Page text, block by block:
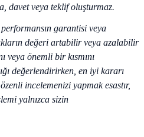
davet veya teklif oluşturmaz.
garantisi veya
değeri artabilir veya azalabilir
veya önemli bir kısmını
değerlendirirken, en iyi kararı
incelemenizi yapmak esastır,
yalnızca sizin